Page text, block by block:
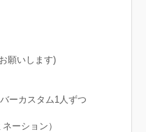
願いします)
ーカスタム1人ずつ
ーション）